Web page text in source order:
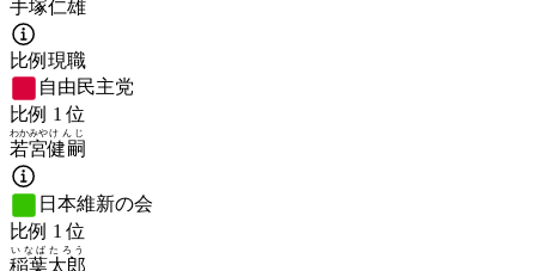
手塚仁雄
比例現職
自由民主党
比例 1 位
若宮
わかみや
健嗣
けんじ
日本維新の会
比例 1 位
稲葉
いなば
太郎
たろう